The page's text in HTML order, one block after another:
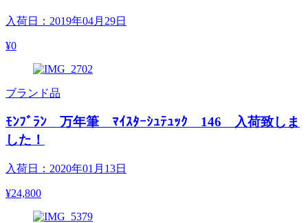
入荷日：2019年04月29日
¥0
ブランド品
ﾓﾝﾌﾞﾗﾝ 万年筆 ﾏｲｽﾀｰｼｭﾃｭｯｸ 146 入荷致しま
した！
入荷日：2020年01月13日
¥24,800